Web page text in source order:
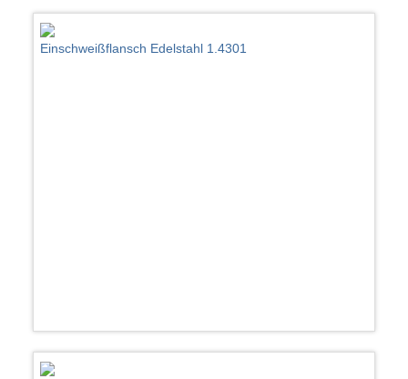
Einschweißflansch Edelstahl 1.4301